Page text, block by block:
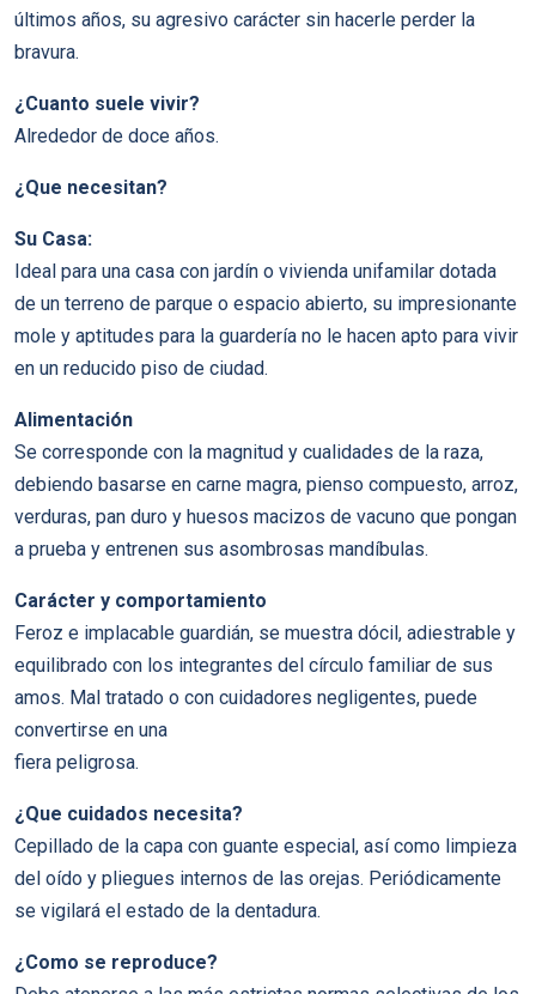
últimos años, su agresivo carácter sin hacerle perder la
bravura.
¿Cuanto suele vivir?
Alrededor de doce años.
¿Que necesitan?
Su Casa:
Ideal para una casa con jardín o vivienda unifamilar dotada
de un terreno de parque o espacio abierto, su impresionante
mole y aptitudes para la guardería no le hacen apto para vivir
en un reducido piso de ciudad.
Alimentación
Se corresponde con la magnitud y cualidades de la raza,
debiendo basarse en carne magra, pienso compuesto, arroz,
verduras, pan duro y huesos macizos de vacuno que pongan
a prueba y entrenen sus asombrosas mandíbulas.
Carácter y comportamiento
Feroz e implacable guardián, se muestra dócil, adiestrable y
equilibrado con los integrantes del círculo familiar de sus
amos. Mal tratado o con cuidadores negligentes, puede
convertirse en una
fiera peligrosa.
¿Que cuidados necesita?
Cepillado de la capa con guante especial, así como limpieza
del oído y pliegues internos de las orejas. Periódicamente
se vigilará el estado de la dentadura.
¿Como se reproduce?